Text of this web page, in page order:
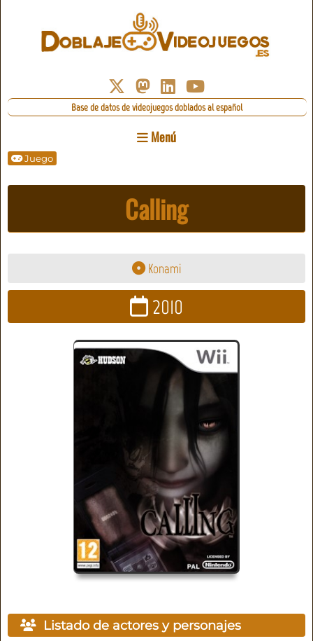
Base de datos de videojuegos doblados al español
Menú
Juego
Calling
Konami
2010
Listado de actores y personajes